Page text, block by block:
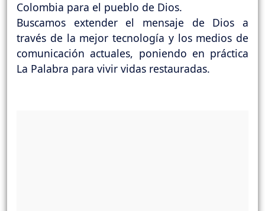
Colombia para el pueblo de Dios.
Buscamos extender el mensaje de Dios a
través de la mejor tecnología y los medios de
comunicación actuales, poniendo en práctica
La Palabra para vivir vidas restauradas.